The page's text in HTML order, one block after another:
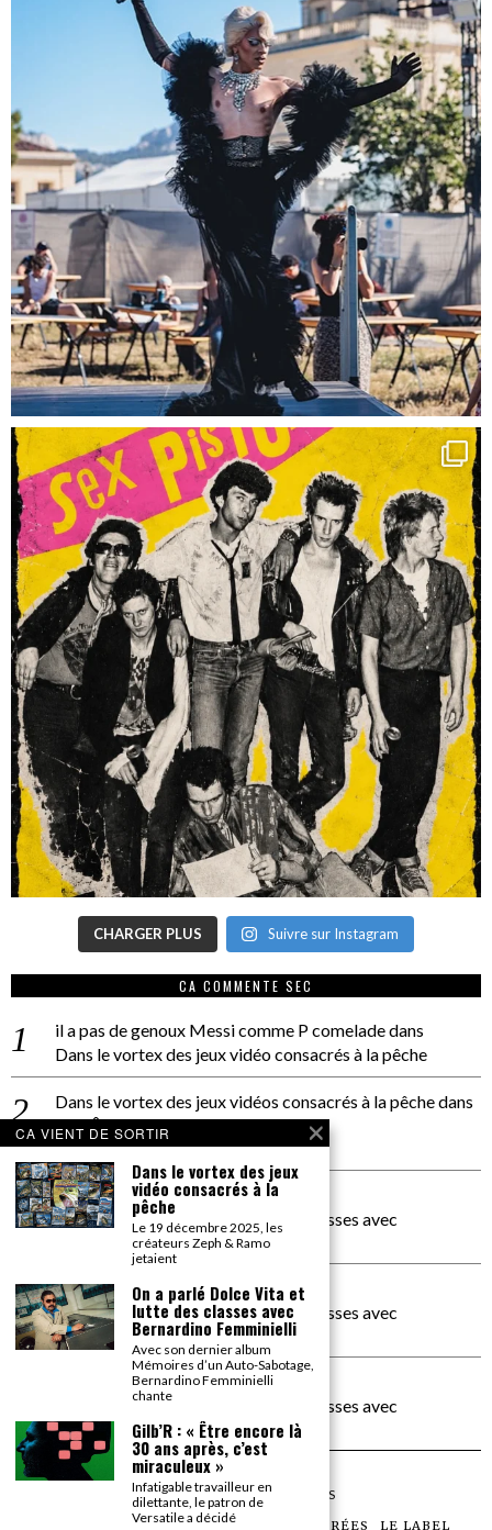
CHARGER PLUS Suivre sur Instagram
CA COMMENTE SEC
il a pas de genoux Messi comme P comeladedans
Dans le vortex des jeux vidéo consacrés à la pêche
Dans le vortex des jeux vidéos consacrés à la pêchedans
PACÔME THIELLEMENT
La séance d’Hip Gnose
La Patrie
dans
On a parlé Dolce Vita et lutte des classes avec
Bernardino Femminielli
carte noire negra à l'o tiededans
On a parlé Dolce Vita et lutte des classes avec
Bernardino Femminielli
moise et son mascarédans
On a parlé Dolce Vita et lutte des classes avec
Bernardino Femminielli
©2026TOUS DROITS RÉSERVÉS
LES ARTICLES LE MAGAZINE LES SOIRÉES LE LABEL
CA VIENT DE SORTIR
Dans le vortex des jeux
vidéo consacrés à la
pêche
Le 19 décembre 2025, les
créateurs Zeph & Ramo
jetaient
On a parlé Dolce Vita et
lutte des classes avec
Bernardino Femminielli
Avec son dernier album
Mémoires d’un Auto-Sabotage,
Bernardino Femminielli
chante
Gilb’R : « Être encore là
30 ans après, c’est
miraculeux »
Infatigable travailleur en
dilettante, le patron de
Versatile a décidé